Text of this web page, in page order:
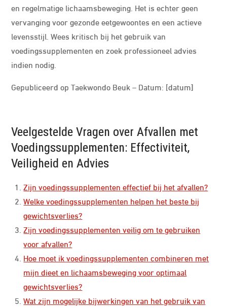
en regelmatige lichaamsbeweging. Het is echter geen
vervanging voor gezonde eetgewoontes en een actieve
levensstijl. Wees kritisch bij het gebruik van
voedingssupplementen en zoek professioneel advies
indien nodig.
Gepubliceerd op Taekwondo Beuk – Datum: [datum]
Veelgestelde Vragen over Afvallen met
Voedingssupplementen: Effectiviteit,
Veiligheid en Advies
Zijn voedingssupplementen effectief bij het afvallen?
Welke voedingssupplementen helpen het beste bij
gewichtsverlies?
Zijn voedingssupplementen veilig om te gebruiken
voor afvallen?
Hoe moet ik voedingssupplementen combineren met
mijn dieet en lichaamsbeweging voor optimaal
gewichtsverlies?
Wat zijn mogelijke bijwerkingen van het gebruik van